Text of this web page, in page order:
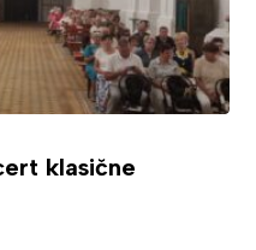
klasične